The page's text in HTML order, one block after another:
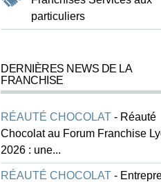
particuliers
DERNIÈRES NEWS DE LA
FRANCHISE
RÉAUTÉ CHOCOLAT - Réauté
Chocolat au Forum Franchise
2026 : une...
RÉAUTÉ CHOCOLAT -